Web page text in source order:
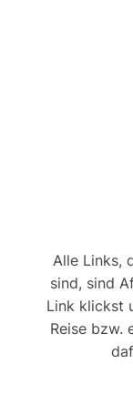
Alle Links,
sind, sind
Link klickst
Reise bzw.